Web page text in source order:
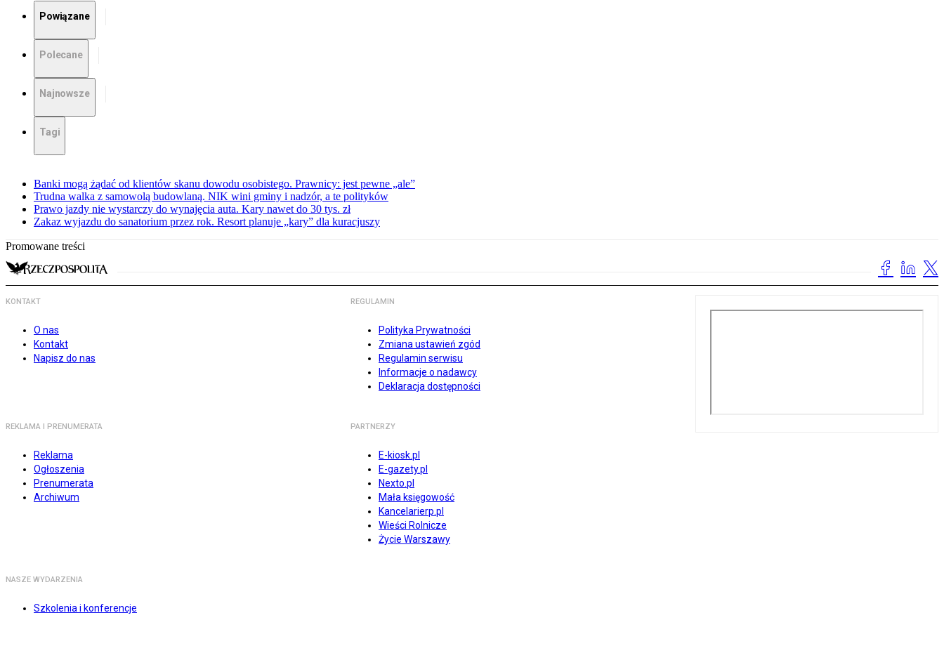
Powiązane
Polecane
Najnowsze
Tagi
Banki mogą żądać od klientów skanu dowodu osobistego. Prawnicy: jest pewne „ale”
Trudna walka z samowolą budowlaną. NIK wini gminy i nadzór, a te polityków
Prawo jazdy nie wystarczy do wynajęcia auta. Kary nawet do 30 tys. zł
Zakaz wyjazdu do sanatorium przez rok. Resort planuje „kary” dla kuracjuszy
Promowane treści
KONTAKT
O nas
Kontakt
Napisz do nas
REGULAMIN
Polityka Prywatności
Zmiana ustawień zgód
Regulamin serwisu
Informacje o nadawcy
Deklaracja dostępności
REKLAMA I PRENUMERATA
Reklama
Ogłoszenia
Prenumerata
Archiwum
PARTNERZY
E-kiosk.pl
E-gazety.pl
Nexto.pl
Mała księgowość
Kancelarierp.pl
Wieści Rolnicze
Życie Warszawy
NASZE WYDARZENIA
Szkolenia i konferencje